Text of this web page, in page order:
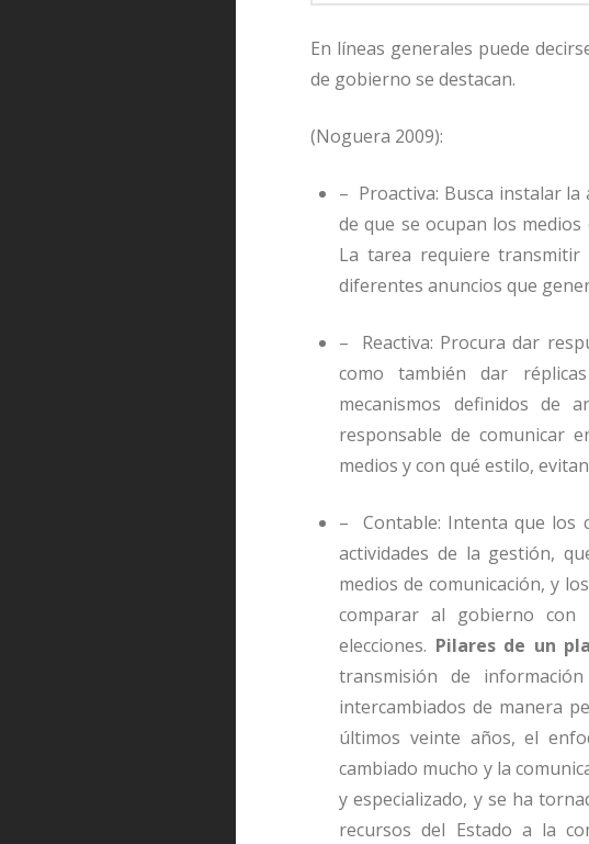
En líneas generales puede
de gobierno se destacan.
(Noguera 2009):
– Proactiva: Busca instalar la
de que se ocupan los
La tarea requiere
diferentes anuncios que
– Reactiva: Procura dar
como también dar
mecanismos definidos de
responsable de comunicar
medios y con qué estilo,
– Contable: Intenta que los
actividades de la gestión,
medios de comunicación, y
comparar al gobierno
elecciones. Pilares de un
transmisión de
intercambiados de manera
últimos veinte años, el
cambiado mucho y la
y especializado, y se ha
recursos del Estado a la